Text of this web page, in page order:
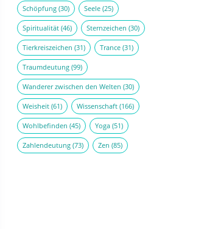
Schöpfung (30) Seele (25)
Spiritualität (46) Sternzeichen (30)
Tierkreiszeichen (31) Trance (31)
Traumdeutung (99)
Wanderer zwischen den Welten (30)
Weisheit (61) Wissenschaft (166)
Wohlbefinden (45) Yoga (51)
Zahlendeutung (73) Zen (85)